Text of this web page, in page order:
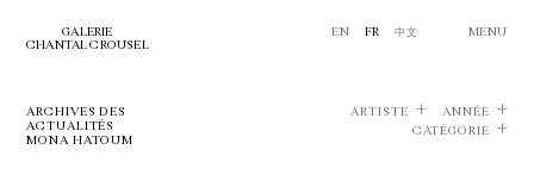
GALERIE
CHANTAL CROUSEL
EN FR 中文 MENU
ARCHIVES DES
ACTUALITÉS
MONA HATOUM
ARTISTE
ANNÉE
CATÉGORIE